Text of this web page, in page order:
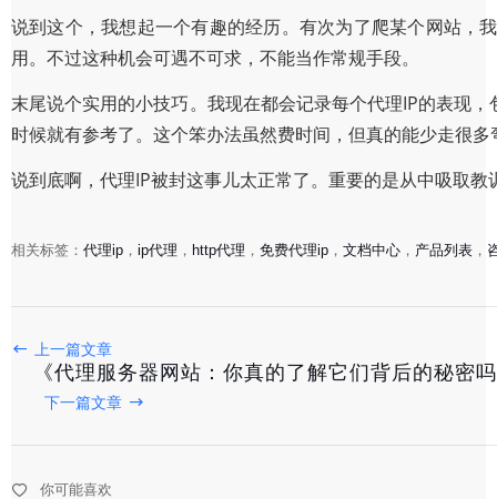
说到这个，我想起一个有趣的经历。有次为了爬某个网站，
用。不过这种机会可遇不可求，不能当作常规手段。
末尾说个实用的小技巧。我现在都会记录每个代理IP的表现
时候就有参考了。这个笨办法虽然费时间，但真的能少走很多
说到底啊，代理IP被封这事儿太正常了。重要的是从中吸取
相关标签： 代理ip ， ip代理 ， http代理 ， 免费代理ip ， 文档中心 ， 产品列表 ，
上一篇文章
《代理服务器网站：你真的了解它们背后的秘密
下一篇文章
你可能喜欢
《揭秘网页代理IP：高效稳定，跨境电商必备利器》